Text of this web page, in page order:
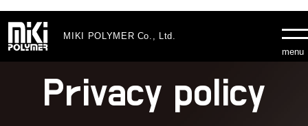
MIKI POLYMER Co., Ltd.
menu
製品情報
ブロー成形
Privacy policy